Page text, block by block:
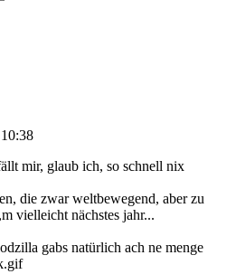
mir, glaub ich, so schnell nix
die zwar weltbewegend, aber zu
vielleicht nächstes jahr...
gabs natürlich ach ne menge